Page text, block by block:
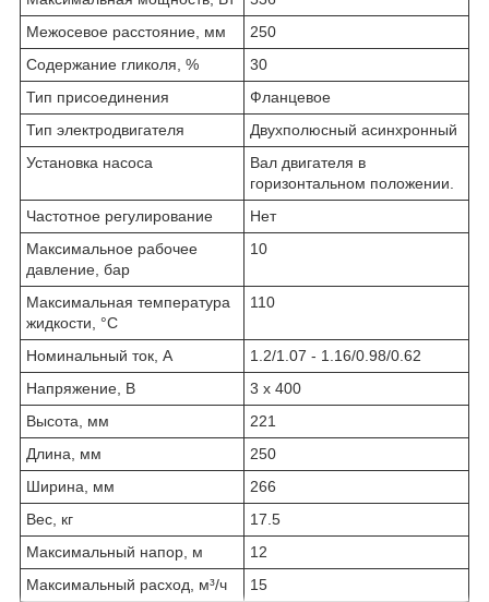
Межосевое расстояние, мм
250
Содержание гликоля, %
30
Тип присоединения
Фланцевое
Тип электродвигателя
Двухполюсный асинхронный
Установка насоса
Вал двигателя в
горизонтальном положении.
Частотное регулирование
Нет
Максимальное рабочее
давление, бар
10
Максимальная температура
жидкости, °С
110
Номинальный ток, А
1.2/1.07 - 1.16/0.98/0.62
Напряжение, В
3 x 400
Высота, мм
221
Длина, мм
250
Ширина, мм
266
Вес, кг
17.5
Максимальный напор, м
12
Максимальный расход, м³/ч
15